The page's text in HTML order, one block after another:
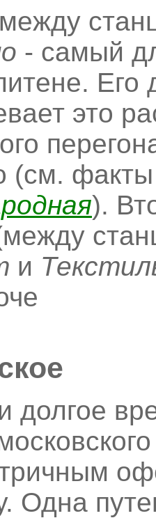
- самый
это
(см.
).
и
долгое
Одна